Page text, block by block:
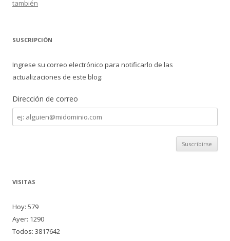
también
SUSCRIPCIÓN
Ingrese su correo electrónico para notificarlo de las
actualizaciones de este blog:
Dirección de correo
Dirección
de
correo
VISITAS
Hoy: 579
Ayer: 1290
Todos: 3817642